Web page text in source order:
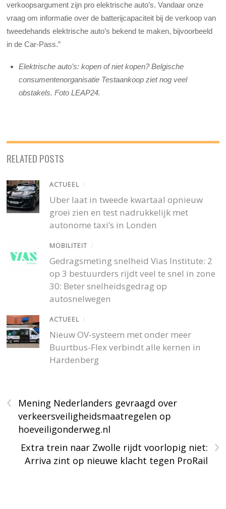
verkoopsargument zijn pro elektrische auto’s. Vandaar onze
vraag om informatie over de batterijcapaciteit bij de verkoop van
tweedehands elektrische auto’s bekend te maken, bijvoorbeeld
in de Car-Pass.”
Elektrische auto’s: kopen of niet kopen? Belgische
consumentenorganisatie Testaankoop ziet nog veel
obstakels. Foto LEAP24.
RELATED POSTS
ACTUEEL /
Uber laat in tweede kwartaal opnieuw
groei zien en test nadrukkelijk met
autonome taxi’s in Londen
MOBILITEIT /
Gedragsmeting snelheid Vias Institute: 2
op 3 bestuurders rijdt veel te snel in zone
30: Beter snelheidsgedrag op
autosnelwegen
ACTUEEL /
Nieuw OV-systeem met onder meer
Buurtbus-Flex verbindt alle kernen in
Hardenberg
‹
Mening Nederlanders gevraagd over
verkeersveiligheidsmaatregelen op
hoeveiligonderweg.nl
›
Extra trein naar Zwolle rijdt voorlopig niet:
Arriva zint op nieuwe klacht tegen ProRail